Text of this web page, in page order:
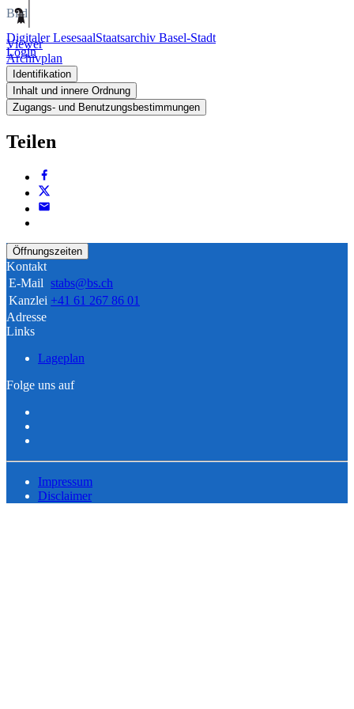
Digitaler LesesaalStaatsarchiv Basel-Stadt
Login
Bild
Viewer
Archivplan
Identifikation
Inhalt und innere Ordnung
Zugangs- und Benutzungsbestimmungen
Teilen
Öffnungszeiten
Kontakt
E-Mail stabs@bs.ch
Kanzlei +41 61 267 86 01
Adresse
Links
Lageplan
Folge uns auf
Impressum
Disclaimer